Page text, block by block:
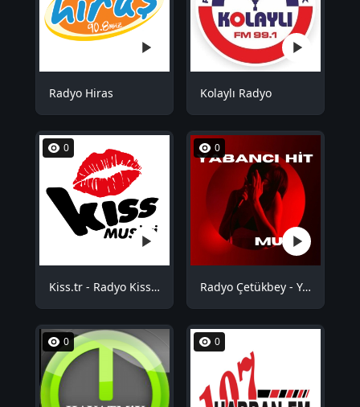
Radyo Hiras Kolaylı Radyo
0
Kiss.tr - Radyo Kiss Musiki
0
Radyo Çetükbey - Yabancı Hit
0 0